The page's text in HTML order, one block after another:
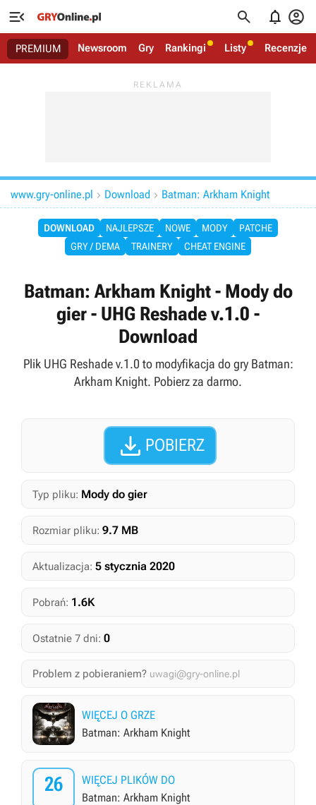
   
PREMIUM Newsroom Gry Rankingi Listy Recenzje
www.gry-online.pl  Download  Batman: Arkham Knight
DOWNLOAD NAJLEPSZE NOWE MODY
PATCHE
GRY / DEMA
TRAINERY CHEAT ENGINE
Batman: Arkham Knight - Mody do
gier - UHG Reshade v.1.0 -
Download
Plik UHG Reshade v.1.0 to modyfikacja do gry Batman:
Arkham Knight. Pobierz za darmo.
 POBIERZ
Typ pliku: Mody do gier
Rozmiar pliku: 9.7 MB
Aktualizacja: 5 stycznia 2020
Pobrań: 1.6K
Ostatnie 7 dni: 0
Problem z pobieraniem? uwagi@gry-online.pl
WIĘCEJ O GRZE
Batman: Arkham Knight
26
WIĘCEJ PLIKÓW DO
Batman: Arkham Knight